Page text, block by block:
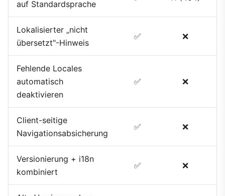
auf Standardsprache
Lokalisierter „nicht
übersetzt"-Hinweis
✅ ❌
Fehlende Locales
automatisch
deaktivieren
✅ ❌
Client-seitige
Navigationsabsicherung
✅ ❌
Versionierung + i18n
kombiniert
✅ ❌